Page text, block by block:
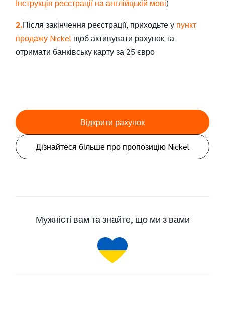
Інструкція реєстрації на англійцькій мові)
2.Після закінчення реєстрації, приходьте у пункт
продажу Nickel щоб активувати рахунок та
отримати банківську карту за 25 євро
Відкрити рахунок
Дізнайтеся більше про пропозицію Nickel
Мужністі вам та знайте, що ми з вами